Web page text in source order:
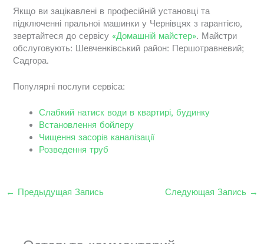
Якщо ви зацікавлені в професійній установці та
підключенні пральної машинки у Чернівцях з гарантією,
звертайтеся до сервісу «Домашній майстер». Майстри
обслуговують: Шевченківський район: Першотравневий;
Садгора.
Популярні послуги сервіса:
Слабкий натиск води в квартирі, будинку
Встановлення бойлеру
Чищення засорів каналізації
Розведення труб
← Предыдущая Запись Следующая Запись →